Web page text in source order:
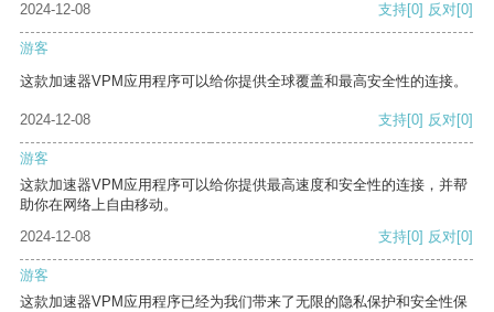
2024-12-08
支持[0] 反对[0]
游客
这款加速器VPM应用程序可以给你提供全球覆盖和最高安全性的连接。
2024-12-08 支持[0] 反对[0]
游客
这款加速器VPM应用程序可以给你提供最高速度和安全性的连接，并帮
助你在网络上自由移动。
2024-12-08
支持[0] 反对[0]
游客
这款加速器VPM应用程序已经为我们带来了无限的隐私保护和安全性保